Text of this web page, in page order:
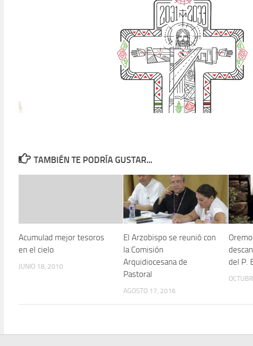
TAMBIÉN TE PODRÍA GUSTAR...
Acumulad mejor tesoros
en el cielo
JUNIO 18, 2010
El Arzobispo se reunió con
la Comisión
Arquidiocesana de
Pastoral
AGOSTO 17, 2016
del P.